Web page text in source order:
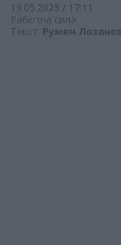
19.05.2023 / 17:11
Работна сила
Текст: Румен